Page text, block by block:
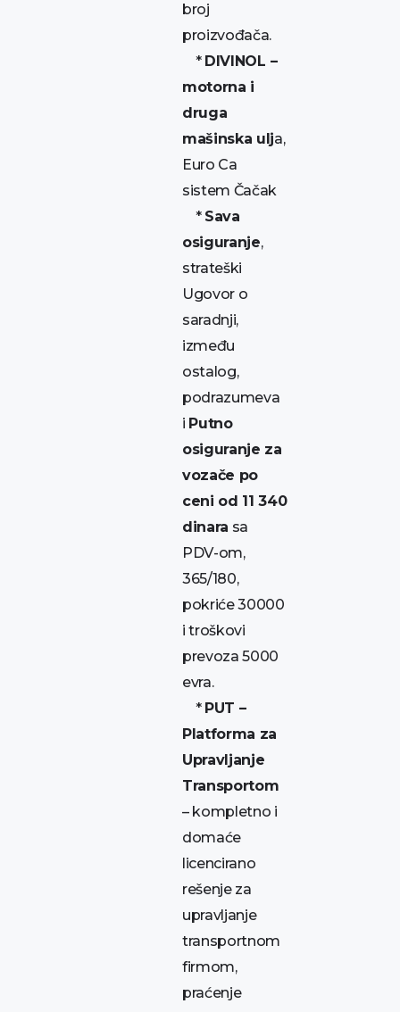
broj
proizvođača.
* DIVINOL –
motorna i
druga
mašinska ulja,
Euro Ca
sistem Čačak
* Sava
osiguranje,
strateški
Ugovor o
saradnji,
između
ostalog,
podrazumeva
i Putno
osiguranje za
vozače po
ceni od 11 340
dinara sa
PDV-om,
365/180,
pokriće 30000
i troškovi
prevoza 5000
evra.
* PUT –
Platforma za
Upravljanje
Transportom
– kompletno i
domaće
licencirano
rešenje za
upravljanje
transportnom
firmom,
praćenje